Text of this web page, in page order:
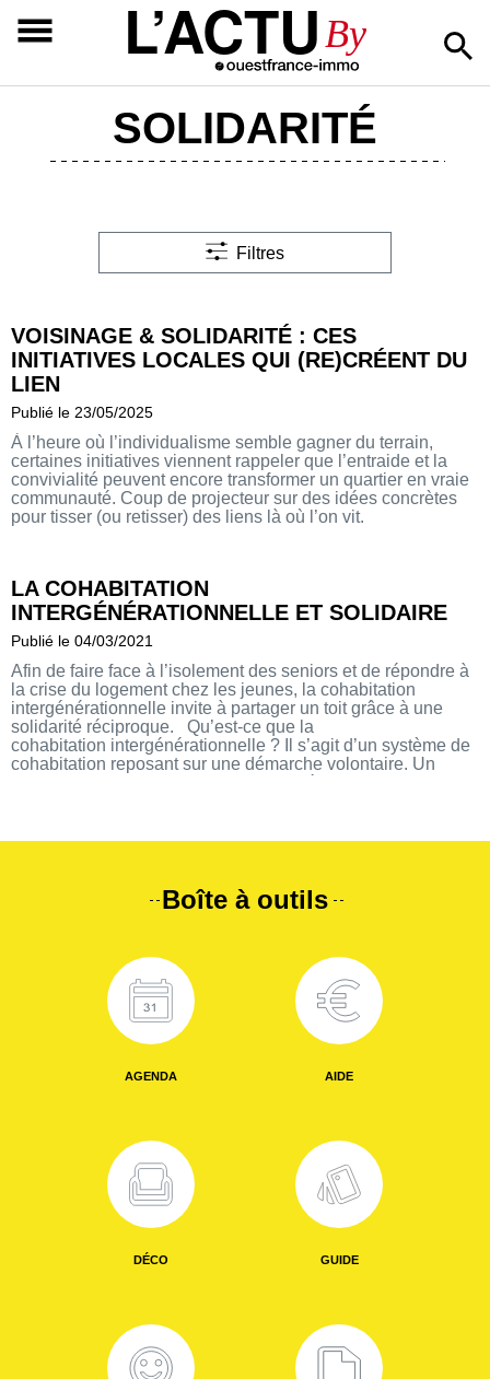
L’ACTUBy
SOLIDARITÉ
VOISINAGE & SOLIDARITÉ : CES
INITIATIVES LOCALES QUI (RE)CRÉENT DU
LIEN
Publié le 23/05/2025
À l’heure où l’individualisme semble gagner du terrain,
certaines initiatives viennent rappeler que l’entraide et la
convivialité peuvent encore transformer un quartier en vraie
communauté. Coup de projecteur sur des idées concrètes
pour tisser (ou retisser) des liens là où l’on vit.
LA COHABITATION
INTERGÉNÉRATIONNELLE ET SOLIDAIRE
Publié le 04/03/2021
Afin de faire face à l’isolement des seniors et de répondre à
la crise du logement chez les jeunes, la cohabitation
intergénérationnelle invite à partager un toit grâce à une
solidarité réciproque. Qu’est-ce que la
cohabitation intergénérationnelle ? Il s’agit d’un système de
cohabitation reposant sur une démarche volontaire. Un
Filtres
Boîte à outils
AGENDA AIDE
DÉCO GUIDE